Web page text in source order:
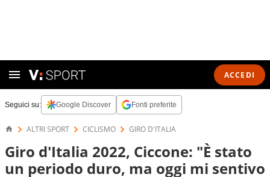
ACCEDI
Seguici su: Google Discover Fonti preferite
ALTRI SPORT CICLISMO GIRO D'ITALIA
Giro d'Italia 2022, Ciccone: "È stato
un periodo duro, ma oggi mi sentivo